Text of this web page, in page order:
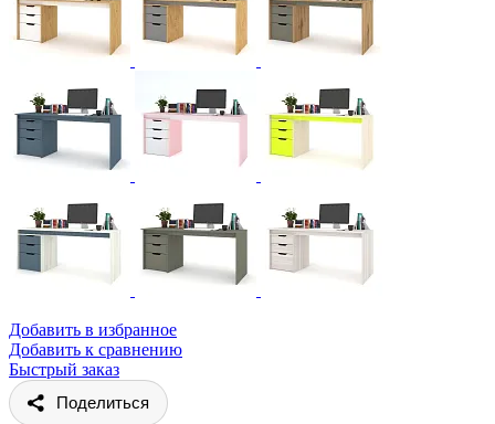
Добавить в избранное
Добавить к сравнению
Быстрый заказ
Поделиться